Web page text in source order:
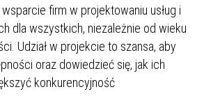
firm w projektowaniu usług i
dla wszystkich, niezależnie od wieku
Udział w projekcie to szansa, aby
oraz dowiedzieć się, jak ich
konkurencyjność